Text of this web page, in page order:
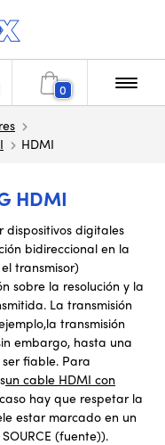
0
HDMI
HDMI
dispositivos digitales
bidireccional en la
transmisor)
sobre la resolución y la
La transmisión
,la transmisión
embargo, hasta una
fiable. Para
un cable HDMI con
hay que respetar la
estar marcado en un
(fuente)).